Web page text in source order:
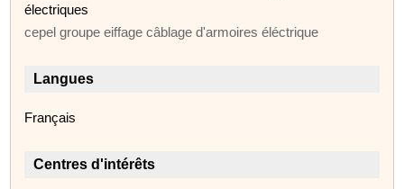
électriques
cepel groupe eiffage câblage d'armoires éléctrique
Langues
Français
Centres d'intérêts